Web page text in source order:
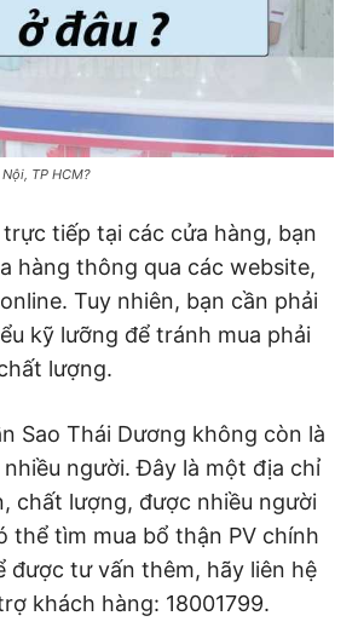
TP HCM?
tiếp tại các cửa hàng, bạn
hàng thông qua các website,
Tuy nhiên, bạn cần phải
kỹ lưỡng để tránh mua phải
lượng.
Sao Thái Dương không còn là
người. Đây là một địa chỉ
chất lượng, được nhiều người
thể tìm mua bổ thận PV chính
được tư vấn thêm, hãy liên hệ
khách hàng: 18001799.